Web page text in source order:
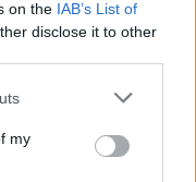
on the IAB’s List of
disclose it to other
my
temperatūra kils iki